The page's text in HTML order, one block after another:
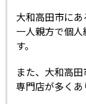
大和高田市に
一人親方で個
す。
また、大和高
専門店が多くあ